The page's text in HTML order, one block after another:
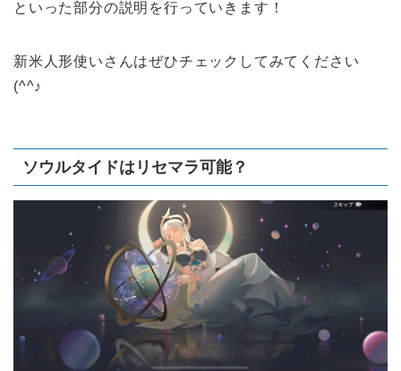
といった部分の説明を行っていきます！
新米人形使いさんはぜひチェックしてみてください
(^^♪
ソウルタイドはリセマラ可能？